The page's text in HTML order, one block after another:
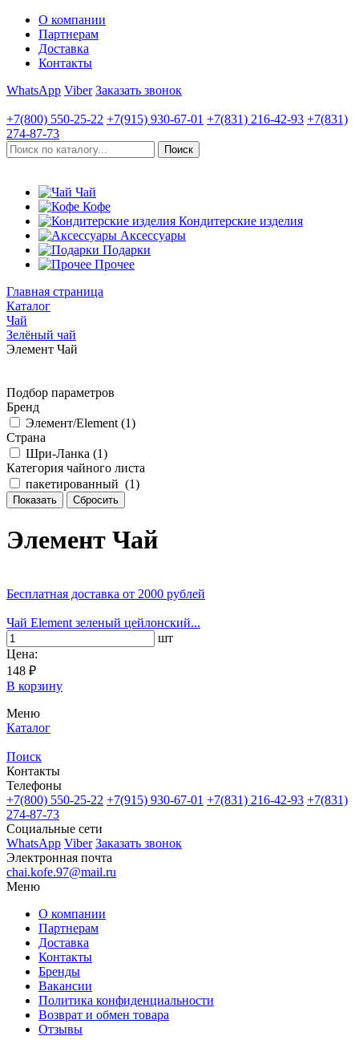
О компании
Партнерам
Доставка
Контакты
WhatsApp Viber Заказать звонок
+7(800) 550-25-22 +7(915) 930-67-01 +7(831) 216-42-93 +7(831)
274-87-73
Чай
Кофе
Кондитерские изделия
Аксессуары
Подарки
Прочее
Главная страница
Каталог
Чай
Зелёный чай
Элемент Чай
Подбор параметров
Бренд
Элемент/Element (1)
Страна
Шри-Ланка (1)
Категория чайного листа
пакетированный (1)
Элемент Чай
Бесплатная доставка от 2000 рублей
Чай Element зеленый цейлонский...
шт
Цена:
148 ₽
В корзину
Меню
Каталог
Поиск
Контакты
Телефоны
+7(800) 550-25-22 +7(915) 930-67-01 +7(831) 216-42-93 +7(831)
274-87-73
Социальные сети
WhatsApp Viber Заказать звонок
Электронная почта
chai.kofe.97@mail.ru
Меню
О компании
Партнерам
Доставка
Контакты
Бренды
Вакансии
Политика конфиденциальности
Возврат и обмен товара
Отзывы